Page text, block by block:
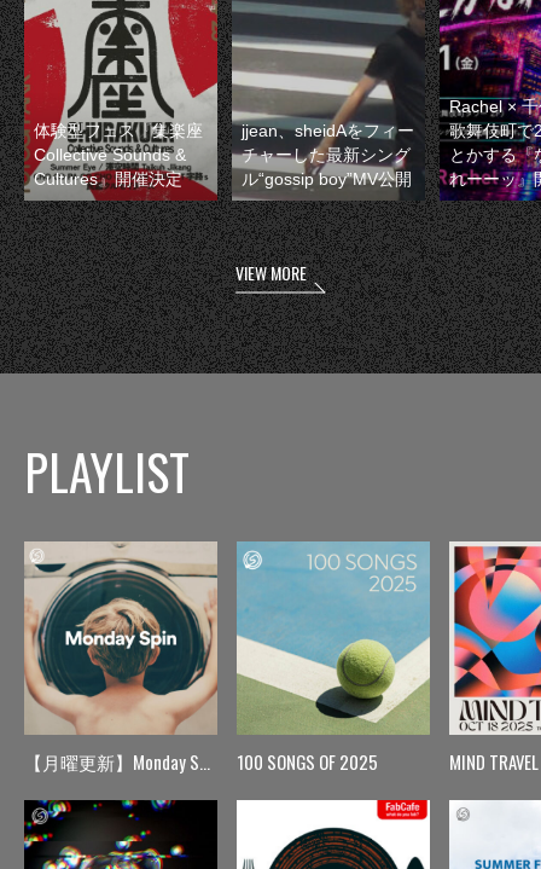
体験型フェス『集楽座
Collective Sounds &
Cultures』開催決定
jjean、sheidAをフィー
チャーした最新シング
ル“gossip boy”MV公開
Rachel ×
歌舞伎町で
とかする『
れーーッ』
VIEW MORE
PLAYLIST
【月曜更新】Monday Spin 100 SONGS OF 2025 MIND TRAVEL